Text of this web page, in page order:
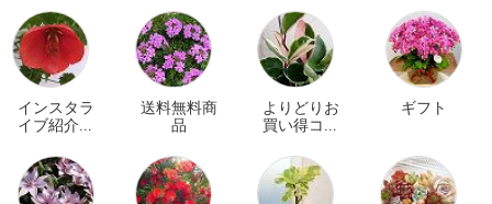
インスタラ
イブ紹介商
送料無料商
品
よりどりお
買い得コー
ギフト